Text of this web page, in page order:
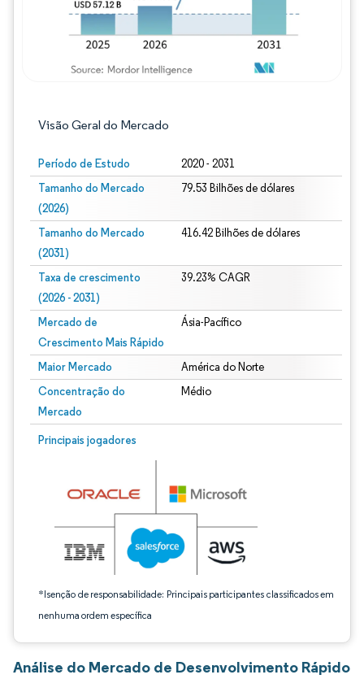
Visão Geral do Mercado
Período de Estudo 2020 - 2031
Tamanho do Mercado
(2026)
79.53 Bilhões de dólares
Tamanho do Mercado
(2031)
416.42 Bilhões de dólares
Taxa de crescimento
(2026 - 2031)
39.23% CAGR
Mercado de
Crescimento Mais Rápido
Ásia-Pacífico
Maior Mercado América do Norte
Concentração do
Mercado
Médio
Principais jogadores
*Isenção de responsabilidade: Principais participantes classificados em
nenhuma ordem específica
Imagem © Mordor Intelligence. O reuso requer atribuição conforme CC BY 4.0.
Análise do Mercado de Desenvolvimento Rápido